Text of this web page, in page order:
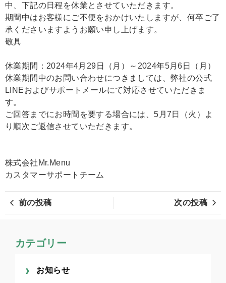
中、下記の日程を休業とさせていただきます。
期間中はお客様にご不便をおかけいたしますが、何卒ご了
承くださいますようお願い申し上げます。
敬具
休業期間：2024年4月29日（月）～2024年5月6日（月）
休業期間中のお問い合わせにつきましては、弊社の公式
LINEおよびサポートメールにて対応させていただきま
す。
ご回答までにお時間を要する場合には、5月7日（火）よ
り順次ご返信させていただきます。
株式会社Mr.Menu
カスタマーサポートチーム
前の投稿 次の投稿
カテゴリー
お知らせ